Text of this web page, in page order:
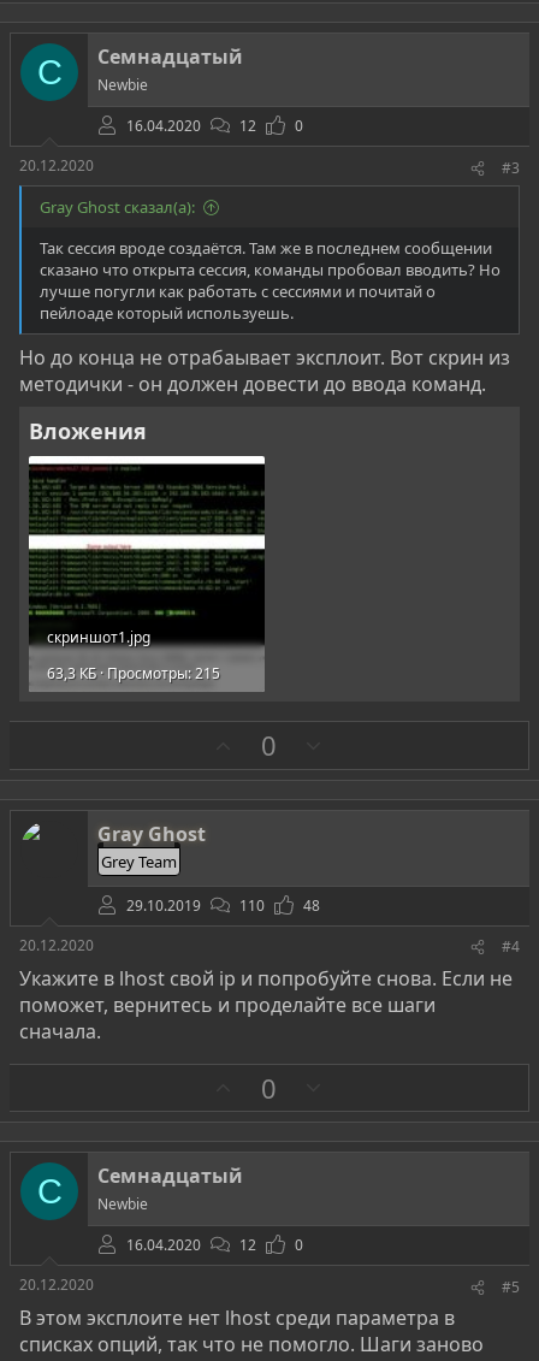
о
в
С Семнадцатый
Newbie
16.04.2020
12
0
20.12.2020
#3
Gray Ghost сказал(а):
Так сессия вроде создаётся. Там же в последнем сообщении
сказано что открыта сессия, команды пробовал вводить? Но
лучше погугли как работать с сессиями и почитай о
пейлоаде который используешь.
Но до конца не отрабаывает эксплоит. Вот скрин из
методички - он должен довести до ввода команд.
Вложения
скриншот1.jpg
63,3 КБ · Просмотры: 215
а
0
р
о
Gray Ghost
Grey Team
29.10.2019 110
48
20.12.2020
#4
Укажите в lhost свой ip и попробуйте снова. Если не
поможет, вернитесь и проделайте все шаги
сначала.
а
0
р
о
в
С Семнадцатый
Newbie
16.04.2020
12
0
20.12.2020
#5
В этом эксплоите нет lhost среди параметра в
списках опций, так что не помогло. Шаги заново